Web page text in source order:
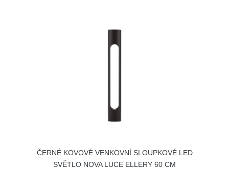
ČERNÉ KOVOVÉ VENKOVNÍ SLOUPKOVÉ LED
SVĚTLO NOVA LUCE ELLERY 60 CM